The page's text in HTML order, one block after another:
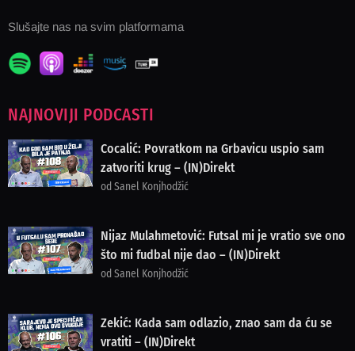
Slušajte nas na svim platformama
NAJNOVIJI PODCASTI
Cocalić: Povratkom na Grbavicu uspio sam
zatvoriti krug – (IN)Direkt
od Sanel Konjhodžić
Nijaz Mulahmetović: Futsal mi je vratio sve ono
što mi fudbal nije dao – (IN)Direkt
od Sanel Konjhodžić
Zekić: Kada sam odlazio, znao sam da ću se
vratiti – (IN)Direkt